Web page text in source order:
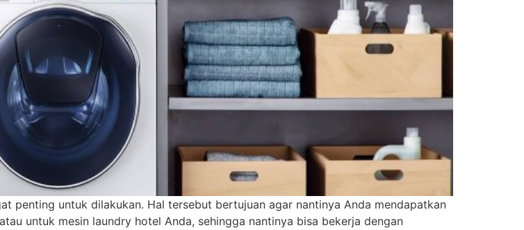
penting untuk dilakukan. Hal tersebut bertujuan agar nantinya Anda mendapatkan
untuk mesin laundry hotel Anda, sehingga nantinya bisa bekerja dengan